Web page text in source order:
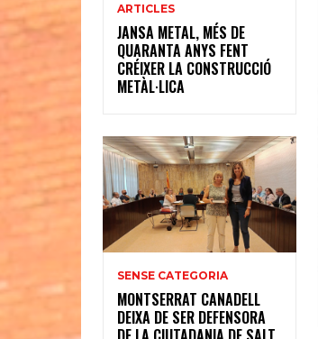
ARTICLES
JANSA METAL, MÉS DE
QUARANTA ANYS FENT
CRÉIXER LA CONSTRUCCIÓ
METÀL·LICA
SENSE CATEGORIA
MONTSERRAT CANADELL
DEIXA DE SER DEFENSORA